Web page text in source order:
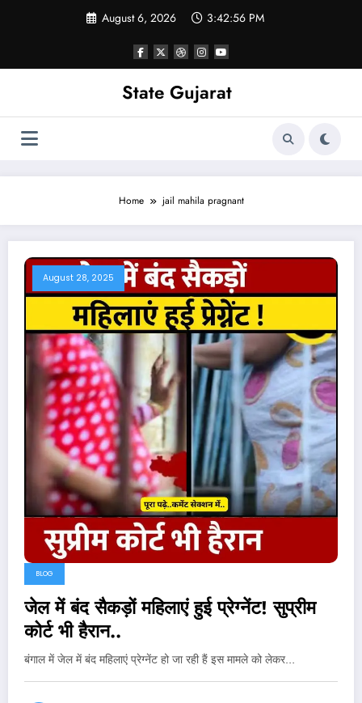
August 6, 2026 3:42:57 PM
State Gujarat
Home jail mahila pragnant
August 28, 2025
BLOG
जेल में बंद सैकड़ों महिलाएं हुई प्रेग्नेंट! सुप्रीम
कोर्ट भी हैरान..
बंगाल में जेल में बंद महिलाएं प्रेग्नेंट हो जा रही हैं इस मामले को लेकर…